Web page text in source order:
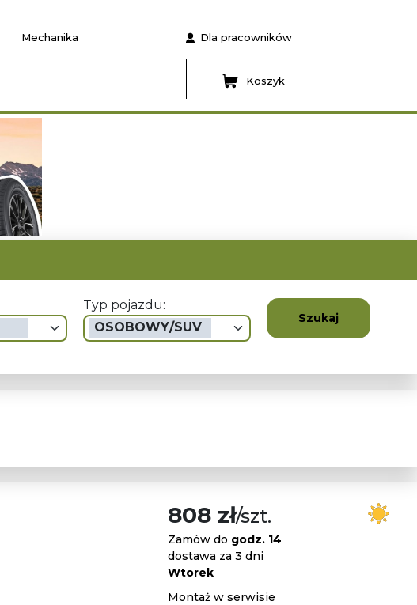
Mechanika Dla pracowników
Koszyk
Typ pojazdu:
OSOBOWY/SUV
Szukaj
808 zł/szt.
Zamów do godz. 14
dostawa za 3 dni
Wtorek
Montaż w serwisie